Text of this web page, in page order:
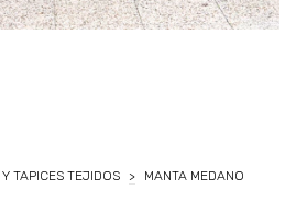
TAPICES TEJIDOS >
MANTA MEDANO